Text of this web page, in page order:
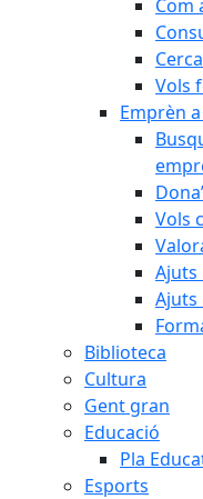
Com
Vols
Emprèn
Vols
Ajuts
Ajuts
Biblioteca
Cultura
Gent gran
Educació
Pla
Esports